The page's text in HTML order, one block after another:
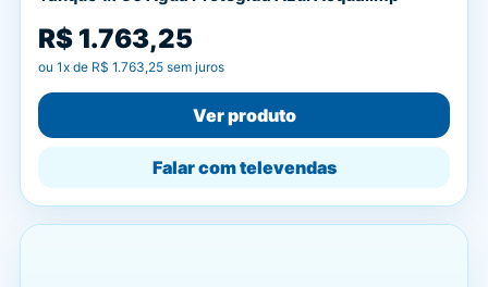
R$ 1.763,25
ou 1x de R$ 1.763,25 sem juros
Ver produto
Falar com televendas